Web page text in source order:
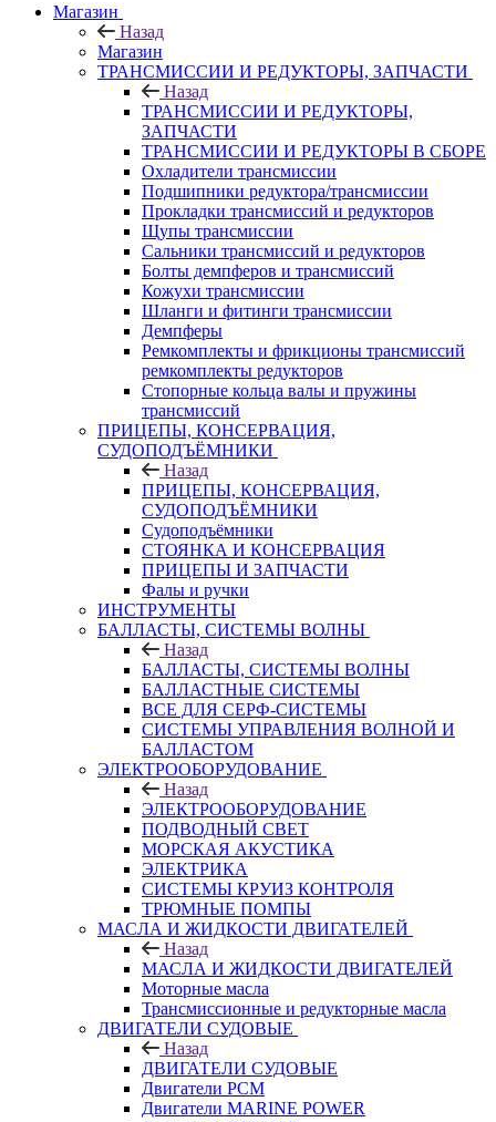
Магазин
Назад
Магазин
ТРАНСМИССИИ И РЕДУКТОРЫ, ЗАПЧАСТИ
Назад
ТРАНСМИССИИ И РЕДУКТОРЫ,
ЗАПЧАСТИ
ТРАНСМИССИИ И РЕДУКТОРЫ В СБОРЕ
Охладители трансмиссии
Подшипники редуктора/трансмиссии
Прокладки трансмиссий и редукторов
Щупы трансмиссии
Сальники трансмиссий и редукторов
Болты демпферов и трансмиссий
Кожухи трансмиссии
Шланги и фитинги трансмиссии
Демпферы
Ремкомплекты и фрикционы трансмиссий
ремкомплекты редукторов
Стопорные кольца валы и пружины
трансмиссий
ПРИЦЕПЫ, КОНСЕРВАЦИЯ,
СУДОПОДЪЁМНИКИ
Назад
ПРИЦЕПЫ, КОНСЕРВАЦИЯ,
СУДОПОДЪЁМНИКИ
Судоподъёмники
СТОЯНКА И КОНСЕРВАЦИЯ
ПРИЦЕПЫ И ЗАПЧАСТИ
Фалы и ручки
ИНСТРУМЕНТЫ
БАЛЛАСТЫ, СИСТЕМЫ ВОЛНЫ
Назад
БАЛЛАСТЫ, СИСТЕМЫ ВОЛНЫ
БАЛЛАСТНЫЕ СИСТЕМЫ
ВСЕ ДЛЯ СЕРФ-СИСТЕМЫ
СИСТЕМЫ УПРАВЛЕНИЯ ВОЛНОЙ И
БАЛЛАСТОМ
ЭЛЕКТРООБОРУДОВАНИЕ
Назад
ЭЛЕКТРООБОРУДОВАНИЕ
ПОДВОДНЫЙ СВЕТ
МОРСКАЯ АКУСТИКА
ЭЛЕКТРИКА
СИСТЕМЫ КРУИЗ КОНТРОЛЯ
ТРЮМНЫЕ ПОМПЫ
МАСЛА И ЖИДКОСТИ ДВИГАТЕЛЕЙ
Назад
МАСЛА И ЖИДКОСТИ ДВИГАТЕЛЕЙ
Моторные масла
Трансмиссионные и редукторные масла
ДВИГАТЕЛИ СУДОВЫЕ
Назад
ДВИГАТЕЛИ СУДОВЫЕ
Двигатели PCM
Двигатели MARINE POWER